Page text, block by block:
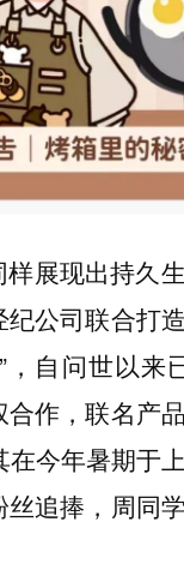
展现出持久
公司联合打
，自问世以来
合作，联名产
在今年暑期于
追捧，周同